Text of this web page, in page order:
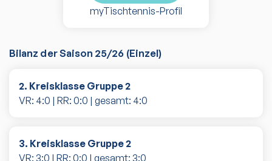
myTischtennis-Profil
Bilanz der Saison 25/26 (Einzel)
2. Kreisklasse Gruppe 2
VR: 4:0 | RR: 0:0 | gesamt: 4:0
3. Kreisklasse Gruppe 2
VR: 3:0 | RR: 0:0 | gesamt: 3:0